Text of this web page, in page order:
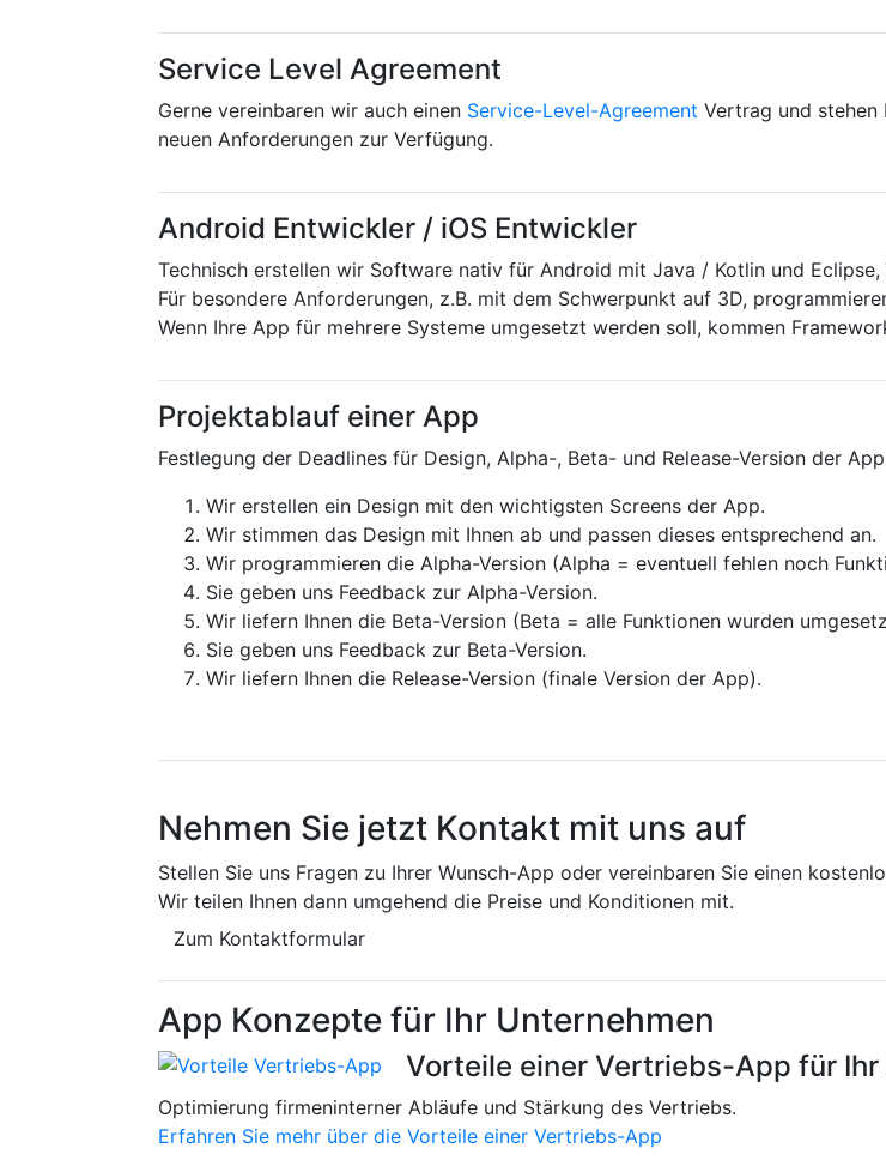
Service Level Agreement
Gerne vereinbaren wir auch einen Service-Level-Agreement Vertrag und stehen
neuen Anforderungen zur Verfügung.
Android Entwickler / iOS Entwickler
Technisch erstellen wir Software nativ für Android mit Java / Kotlin und
Für besondere Anforderungen, z.B. mit dem Schwerpunkt auf 3D,
Wenn Ihre App für mehrere Systeme umgesetzt werden soll, kommen
Projektablauf einer App
Festlegung der Deadlines für Design, Alpha-, Beta- und Release-Version der
Wir erstellen ein Design mit den wichtigsten Screens der App.
Wir stimmen das Design mit Ihnen ab und passen dieses entsprechend an.
Wir programmieren die Alpha-Version (Alpha = eventuell fehlen noch
Sie geben uns Feedback zur Alpha-Version.
Wir liefern Ihnen die Beta-Version (Beta = alle Funktionen wurden
Sie geben uns Feedback zur Beta-Version.
Wir liefern Ihnen die Release-Version (finale Version der App).
Nehmen Sie jetzt Kontakt mit uns auf
Stellen Sie uns Fragen zu Ihrer Wunsch-App oder vereinbaren Sie einen
Wir teilen Ihnen dann umgehend die Preise und Konditionen mit.
Zum Kontaktformular
App Konzepte für Ihr Unternehmen
Vorteile einer Vertriebs-App für Ihr
Optimierung firmeninterner Abläufe und Stärkung des Vertriebs.
Erfahren Sie mehr über die Vorteile einer Vertriebs-App